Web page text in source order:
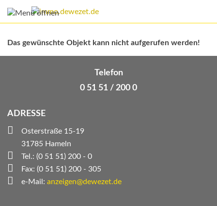
Das gewünschte Objekt kann nicht aufgerufen werden!
Telefon
0 51 51 / 200 0
ADRESSE
Osterstraße 15-19
31785 Hameln
Tel.: (0 51 51) 200 - 0
Fax: (0 51 51) 200 - 305
e-Mail: anzeigen@dewezet.de